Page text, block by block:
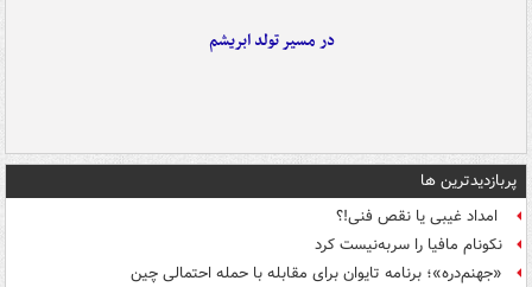
در مسیر تولد ابریشم
پربازدیدترین ها
امداد غیبی یا نقص فنی!؟
نکونام مافیا را سربه‌نیست کرد
«جهنم‌دره»؛ برنامه تایوان برای مقابله با حمله احتمالی چین